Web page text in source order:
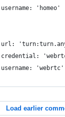
'homeo'
'webrtc'
Load earlier